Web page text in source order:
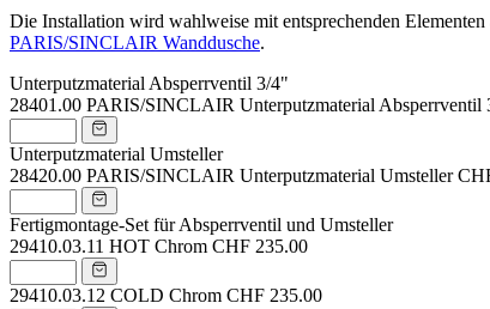
Die Installation wird wahlweise mit entsprechenden
PARIS/SINCLAIR Wanddusche.
Unterputzmaterial Absperrventil 3/4"
28401.00 PARIS/SINCLAIR Unterputzmaterial Absperrventil
Unterputzmaterial Umsteller
28420.00 PARIS/SINCLAIR Unterputzmaterial Umsteller
Fertigmontage-Set für Absperrventil und Umsteller
29410.03.11 HOT Chrom CHF 235.00
29410.03.12 COLD Chrom CHF 235.00